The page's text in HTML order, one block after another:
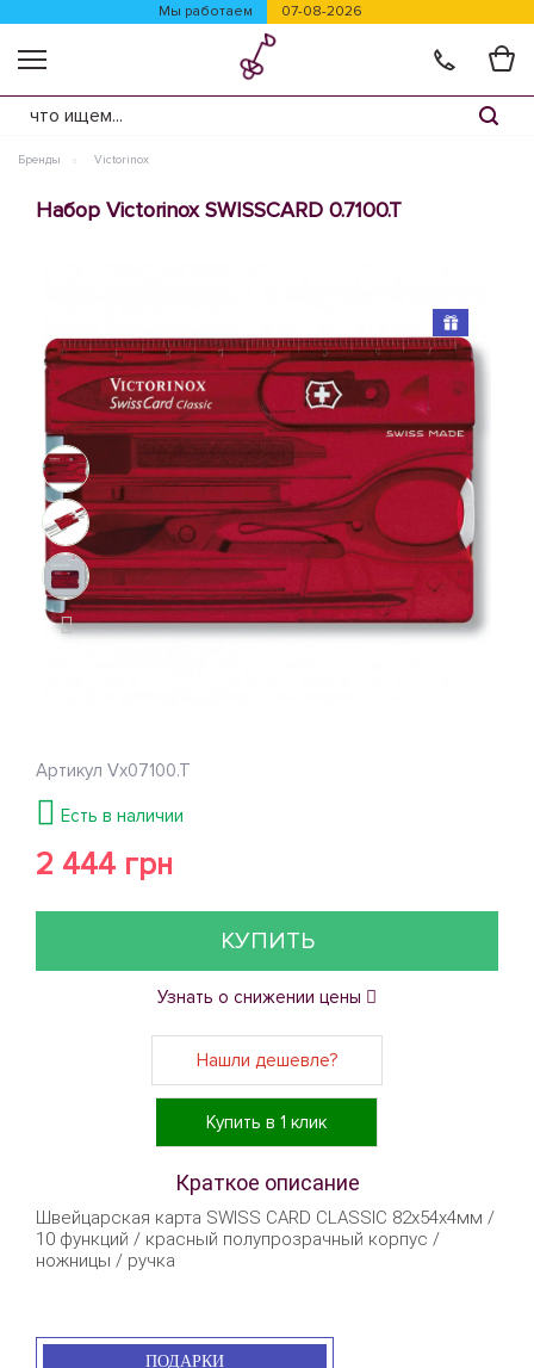
Мы работаем 07-08-2026
Бренды Victorinox
Набор Victorinox SWISSCARD 0.7100.T
Артикул Vx07100.T
Есть в наличии
2 444 грн
КУПИТЬ
Узнать о снижении цены
Нашли дешевле?
Купить в 1 клик
Краткое описание
Швейцарская карта SWISS CARD CLASSIC 82х54х4мм /
10 функций / красный полупрозрачный корпус /
ножницы / ручка
ПОДАРКИ